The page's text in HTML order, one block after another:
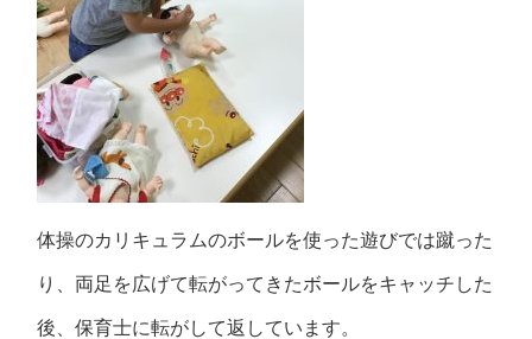
体操のカリキュラムのボールを使った遊びでは蹴った
り、両足を広げて転がってきたボールをキャッチした
後、保育士に転がして返しています。